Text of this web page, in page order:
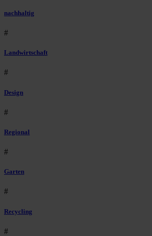
nachhaltig
#
Landwirtschaft
#
Design
#
Regional
#
Garten
#
Recycling
#